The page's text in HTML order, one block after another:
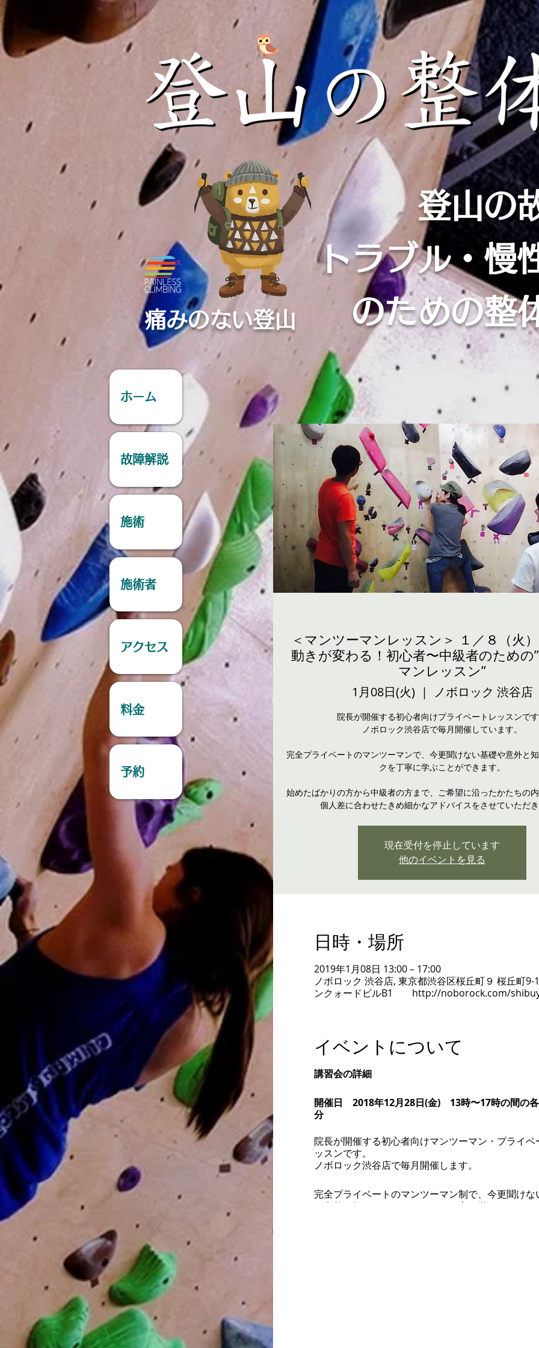
痛みのない登山
登山の
トラブル・慢
のための整
＜マンツーマンレッスン＞ １／８（火
動きが変わる！初心者〜中級者のための
マンレッスン”
1月08日(火)
  |
ノボロック 渋谷店
院長が開催する初心者向けプライベートレッスンで
ノボロック渋谷店で毎月開催しています。
完全プライベートのマンツーマンで、今更聞けない基礎や意外と
クを丁寧に学ぶことができます。
始めたばかりの方から中級者の方まで、ご希望に沿ったかたちの
個人差に合わせたきめ細かなアドバイスをさせていただ
現在受付を停止しています
他のイベントを見る
日時・場所
2019年1月08日 13:00 – 17:00
ノボロック 渋谷店, 東京都渋谷区桜丘町９ 桜丘町9-
ンクォードビルB1 http://noborock.com/
イベントについて
講習会の詳細
開催日 2018年12月28日(金) 13時〜17時の間の
分
院長が開催する初心者向けマンツーマン・プライベ
ッスンです。
ノボロック渋谷店で毎月開催します。
完全プライベートのマンツーマン制で、今更聞けな
や意外と知らないテクニックを丁寧に学ぶことがで
ホーム
故障解説
施術
施術者
アクセス
料金
予約